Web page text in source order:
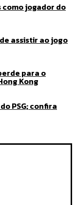
jogador do
assistir ao jogo
para o
Kong
PSG; confira